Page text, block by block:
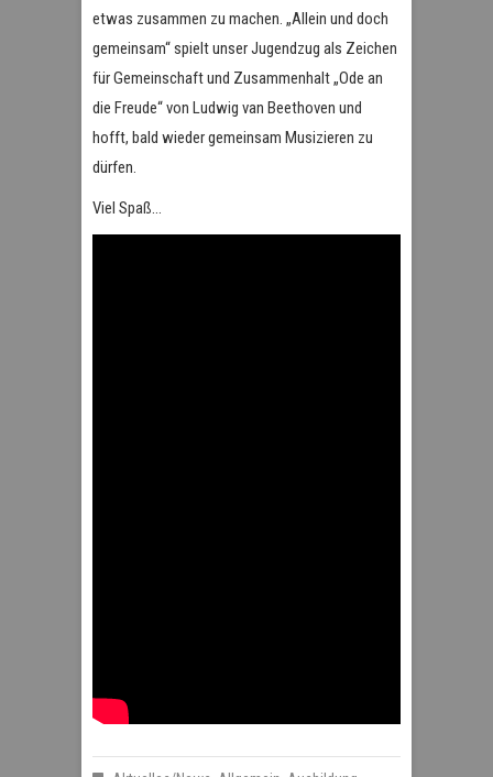
etwas zusammen zu machen. „Allein und doch
gemeinsam“ spielt unser Jugendzug als Zeichen
für Gemeinschaft und Zusammenhalt „Ode an
die Freude“ von Ludwig van Beethoven und
hofft, bald wieder gemeinsam Musizieren zu
dürfen.
Viel Spaß…